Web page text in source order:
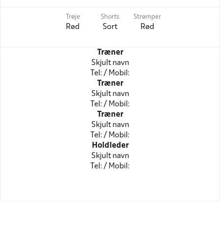
Trøje
Rød
Shorts
Sort
Strømper
Rød
Træner
Skjult navn
Tel: / Mobil:
Træner
Skjult navn
Tel: / Mobil:
Træner
Skjult navn
Tel: / Mobil:
Holdleder
Skjult navn
Tel: / Mobil: